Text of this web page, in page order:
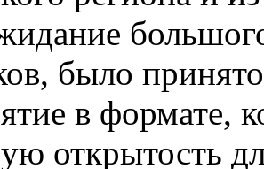
было
в формате,
открытость